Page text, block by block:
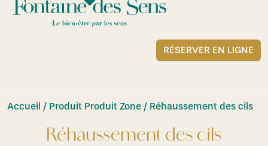
RÉSERVER EN LIGNE
Accueil / Produit Produit Zone / Réhaussement des cils
Réhaussement des cils